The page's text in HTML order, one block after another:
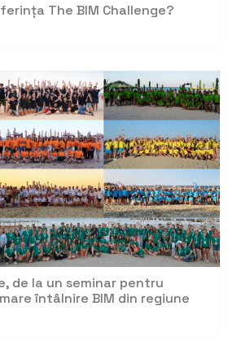
The BIM Challenge?
de la un seminar pentru
întâlnire BIM din regiune